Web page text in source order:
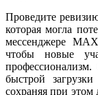
Проведите
которая могла
мессенджере
чтобы новые
быстрой
сохраняя при этом